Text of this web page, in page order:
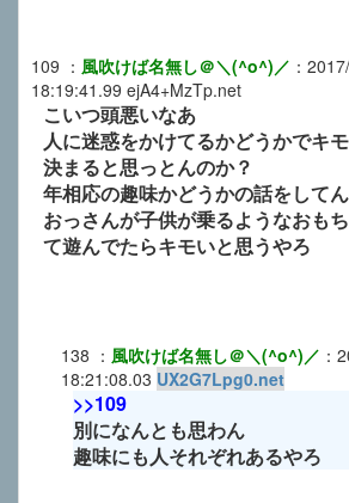
109 ： 風吹けば名無し＠＼(^o^)／ ：
18:19:41.99 ejA4+MzTp.net
こいつ頭悪いなあ
人に迷惑をかけてるかどうかでキ
決まると思っとんのか？
年相応の趣味かどうかの話をして
おっさんが子供が乗るようなおも
て遊んでたらキモいと思うやろ
138 ： 風吹けば名無し＠＼(^o^)／ ：
18:21:08.03 UX2G7Lpg0.net
>>109
別になんとも思わん
趣味にも人それぞれあるやろ